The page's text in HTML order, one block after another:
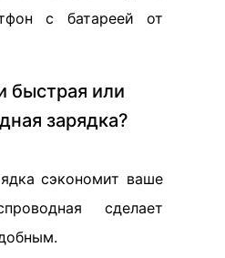
с батареей от
быстрая или
зарядка?
сэкономит ваше
сделает